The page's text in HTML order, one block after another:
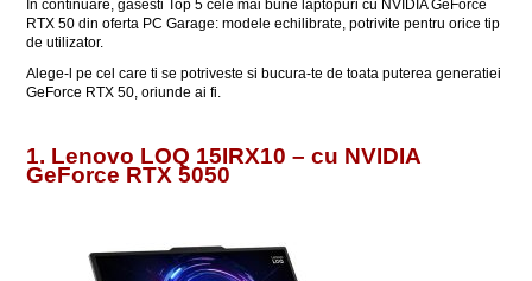
In continuare, gasesti Top 5 cele mai bune laptopuri cu NVIDIA GeForce
RTX 50 din oferta PC Garage: modele echilibrate, potrivite pentru orice tip
de utilizator.
Alege-l pe cel care ti se potriveste si bucura-te de toata puterea generatiei
GeForce RTX 50, oriunde ai fi.
1. Lenovo LOQ 15IRX10 – cu NVIDIA
GeForce RTX 5050